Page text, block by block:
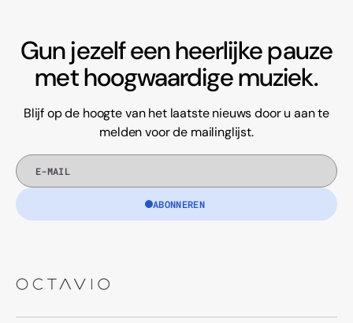
Gun jezelf een heerlijke pauze
met hoogwaardige muziek.
Blijf op de hoogte van het laatste nieuws door u aan te
melden voor de mailinglijst.
E-
mail
ABONNEREN